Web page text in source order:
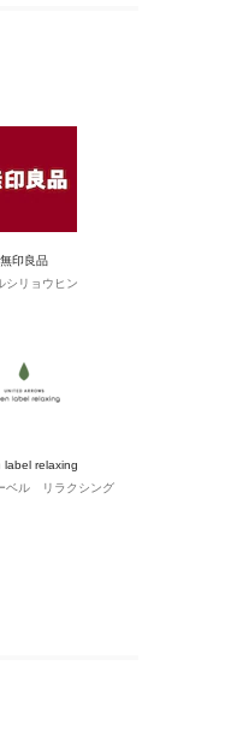
無印良品
シリョウヒン
label relaxing
ベル リラクシング